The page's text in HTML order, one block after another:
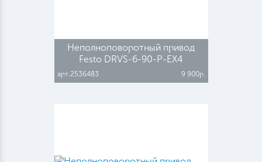
Неполноповоротный привод
Festo DRVS-6-90-P-EX4
арт.2536483 9 900р.